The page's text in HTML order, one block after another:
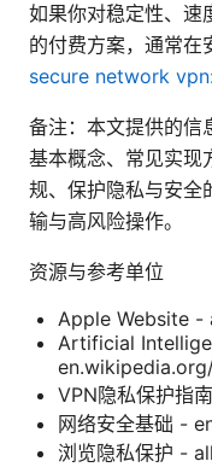
如果你对稳定性、速
的付费方案，通常在
secure network
备注：本文提供的信
基本概念、常见实现
规、保护隐私与安全
输与高风险操作。
资源与参考单位
Apple Website -
Artificial
VPN隐私保护指
网络安全基础 -
浏览隐私保护 -